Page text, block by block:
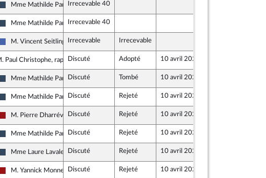
Rassemblement National
Mme Mathilde ParisIrrecevable 40
Rassemblement National
Mme Mathilde ParisIrrecevable 40
Les Républicains
M. Vincent SeitlingerIrrecevable Irrecevable
Paul Christophe, rapporteur
Discuté Adopté 10 avril 2024
Rassemblement National
Mme Mathilde ParisDiscuté Tombé 10 avril 2024
Rassemblement National
Mme Mathilde ParisDiscuté Rejeté 10 avril 2024
Gauche démocrate et républicaine - NUPES
M. Pierre DharrévilleDiscuté Rejeté 10 avril 2024
Rassemblement National
Mme Mathilde ParisDiscuté Rejeté 10 avril 2024
Rassemblement National
Mme Laure LavaletteDiscuté Rejeté 10 avril 2024
Gauche démocrate et républicaine - NUPES
M. Yannick Monnet Discuté Rejeté 10 avril 2024